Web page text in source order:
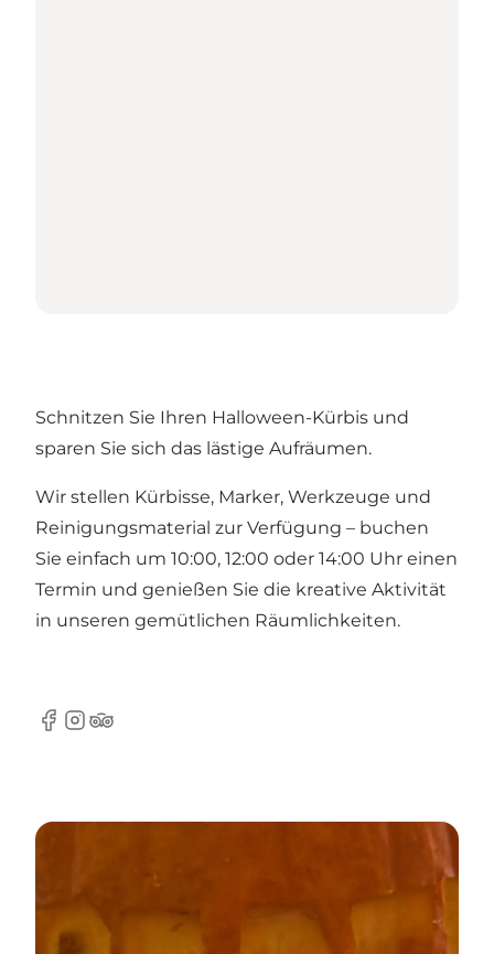
Schnitzen Sie Ihren Halloween-Kürbis und
sparen Sie sich das lästige Aufräumen.
Wir stellen Kürbisse, Marker, Werkzeuge und
Reinigungsmaterial zur Verfügung – buchen
Sie einfach um 10:00, 12:00 oder 14:00 Uhr einen
Termin und genießen Sie die kreative Aktivität
in unseren gemütlichen Räumlichkeiten.
Facebook
Instagram
TripAdvisor